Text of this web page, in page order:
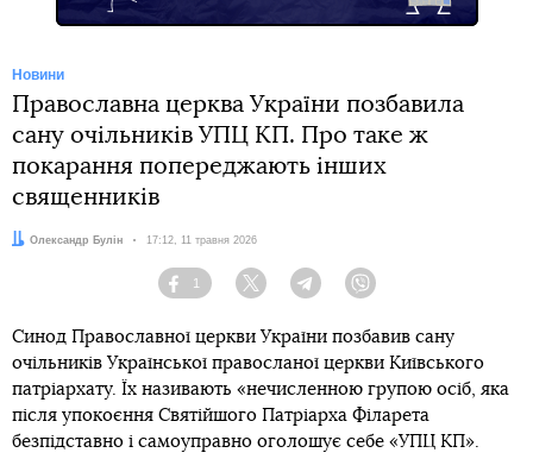
Новини
Православна церква України позбавила
сану очільників УПЦ КП. Про таке ж
покарання попереджають інших
священників
Автор:
Олександр Булін Дата:
17:12, 11 травня 2026
Facebook
1
Twitter TelegramViber
Синод Православної церкви України позбавив сану
очільників Української правосланої церкви Київського
патріархату. Їх називають «нечисленною групою осіб, яка
після упокоєння Святійшого Патріарха Філарета
безпідставно і самоуправно оголошує себе «УПЦ КП».